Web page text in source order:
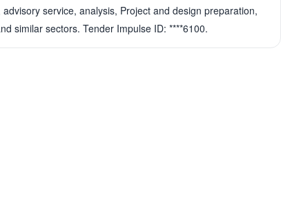
service, analysis, Project and design preparation,
similar sectors. Tender Impulse ID: ****6100.